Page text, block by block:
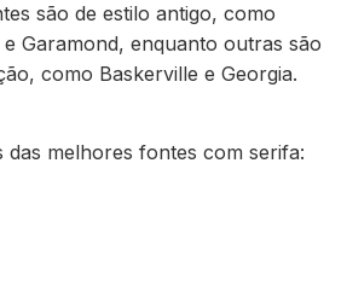
são de estilo antigo, como
Garamond, enquanto outras são
como Baskerville e Georgia.
das melhores fontes com serifa: